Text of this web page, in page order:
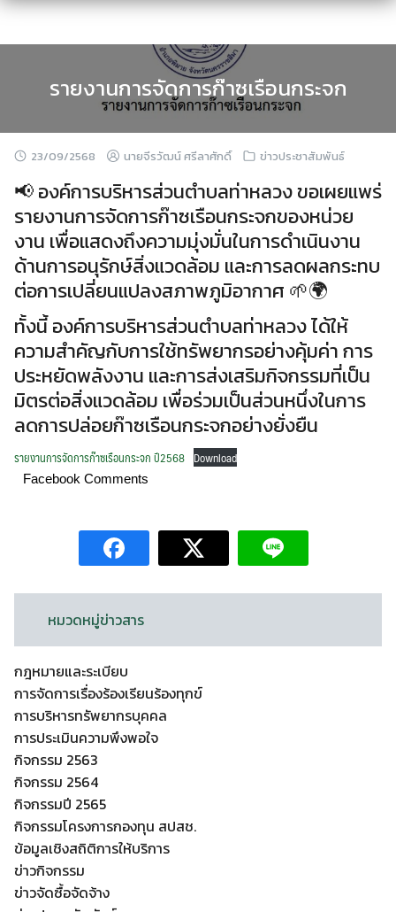
Skip
รายงานการจัดการก๊าซเรือนกระจก
23/09/2568 นายจีรวัฒน์ ศรีลาศักดิ์ ข่าวประชาสัมพันธ์
📢 องค์การบริหารส่วนตำบลท่าหลวง ขอเผยแพร่
รายงานการจัดการก๊าซเรือนกระจกของหน่วย
งาน เพื่อแสดงถึงความมุ่งมั่นในการดำเนินงาน
ด้านการอนุรักษ์สิ่งแวดล้อม และการลดผลกระทบ
ต่อการเปลี่ยนแปลงสภาพภูมิอากาศ 🌱🌍
ทั้งนี้ องค์การบริหารส่วนตำบลท่าหลวง ได้ให้
ความสำคัญกับการใช้ทรัพยากรอย่างคุ้มค่า การ
ประหยัดพลังงาน และการส่งเสริมกิจกรรมที่เป็น
มิตรต่อสิ่งแวดล้อม เพื่อร่วมเป็นส่วนหนึ่งในการ
ลดการปล่อยก๊าซเรือนกระจกอย่างยั่งยืน
รายงานการจัดการก๊าซเรือนกระจก ปี2568 Download
Facebook Comments
หมวดหมู่ข่าวสาร
กฎหมายและระเบียบ
การจัดการเรื่องร้องเรียนร้องทุกข์
การบริหารทรัพยากรบุคคล
การประเมินความพึงพอใจ
กิจกรรม 2563
กิจกรรม 2564
กิจกรรมปี 2565
กิจกรรมโครงการกองทุน สปสช.
ข้อมูลเชิงสถิติการให้บริการ
ข่าวกิจกรรม
ข่าวจัดซื้อจัดจ้าง